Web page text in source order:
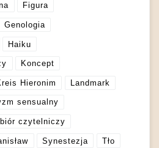
Figura
Genologia
Haiku
Koncept
Hieronim Landmark
sensualny
czytelniczy
Synestezja Tło